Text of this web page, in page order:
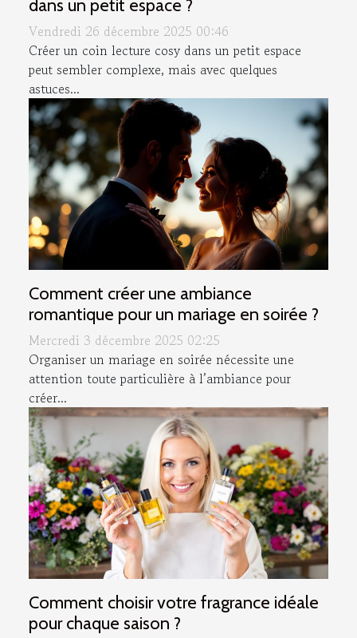
dans un petit espace ?
Vendredi 26 décembre 2025 00:46
Créer un coin lecture cosy dans un petit espace
peut sembler complexe, mais avec quelques
astuces...
Comment créer une ambiance
romantique pour un mariage en soirée ?
Mercredi 3 décembre 2025 02:25
Organiser un mariage en soirée nécessite une
attention toute particulière à l’ambiance pour
créer...
Comment choisir votre fragrance idéale
pour chaque saison ?